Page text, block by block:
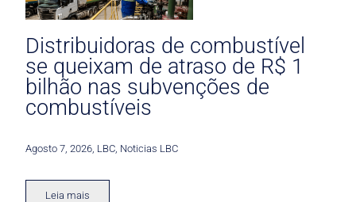
Distribuidoras de combustível
se queixam de atraso de R$ 1
bilhão nas subvenções de
combustíveis
Agosto 7, 2026 LBC Noticias LBC
Leia mais